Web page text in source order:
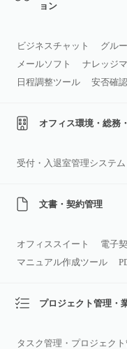
ョン
ビジネスチャット グル
メールソフト
ナレッジ
日程調整ツール
安否確
オフィス環境・総務
受付・入退室管理システム
文書・契約管理
オフィススイート 電子
マニュアル作成ツール
プロジェクト管理・
タスク管理・プロジェク